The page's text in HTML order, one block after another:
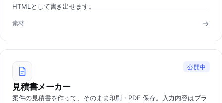
HTMLとして書き出せます。
素材
公開中
見積書メーカー
案件の見積書を作って、そのまま印刷・PDF 保存。入力内容はブラ